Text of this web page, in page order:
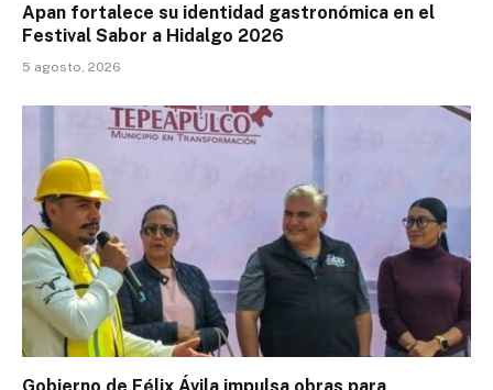
Apan fortalece su identidad gastronómica en el
Festival Sabor a Hidalgo 2026
5 agosto, 2026